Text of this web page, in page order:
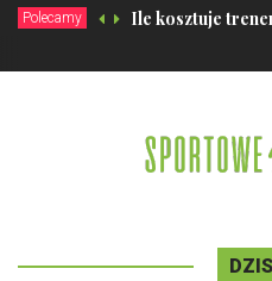
Polecamy Ile kosztuje